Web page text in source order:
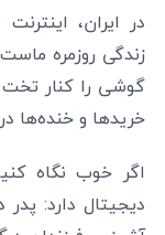
در ایران،
زندگی روزمره
گوشی را کنار تخت
خریدها و خنده‌ها
اگر خوب نگاه
دیجیتال دارد: